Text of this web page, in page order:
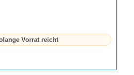
Vorrat reicht